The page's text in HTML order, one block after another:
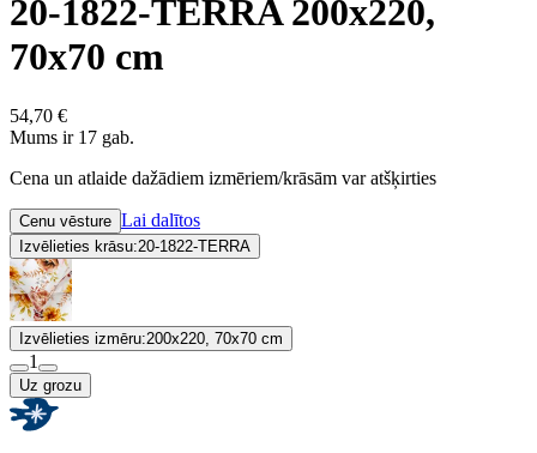
20-1822-TERRA 200x220,
70x70 cm
54,70 €
Mums ir 17 gab.
Cena un atlaide dažādiem izmēriem/krāsām var atšķirties
Cenu vēsture Lai dalītos
Izvēlieties krāsu:20-1822-TERRA
Izvēlieties izmēru:200x220, 70x70 cm
1
Uz grozu